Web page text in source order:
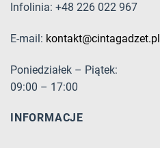
Infolinia: +48 226 022 967
E-mail: kontakt@cintagadzet.pl
Poniedziałek – Piątek:
09:00 – 17:00
INFORMACJE